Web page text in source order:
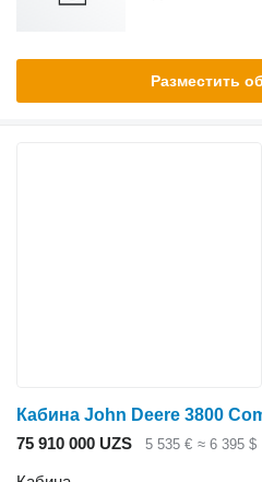
Разместить
75 910 000 UZS 5 535 € ≈ 6 395 $